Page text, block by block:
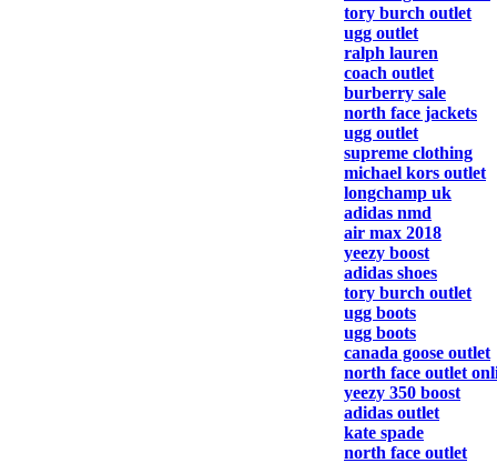
tory burch outlet
ugg outlet
ralph lauren
coach outlet
burberry sale
north face jackets
ugg outlet
supreme clothing
michael kors outlet
longchamp uk
adidas nmd
air max 2018
yeezy boost
adidas shoes
tory burch outlet
ugg boots
ugg boots
canada goose outlet
north face outlet
yeezy 350 boost
adidas outlet
kate spade
north face outlet